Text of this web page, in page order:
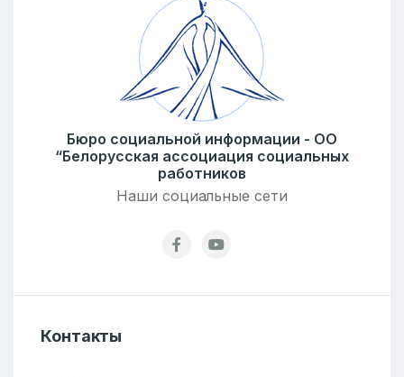
Бюро социальной информации - ОО
“Белорусская ассоциация социальных
работников
Наши социальные сети
Контакты